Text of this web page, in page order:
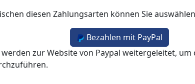
diesen Zahlungsarten können Sie
Bezahlen mit PayPal
werden zur Website von Paypal weitergeleitet, um